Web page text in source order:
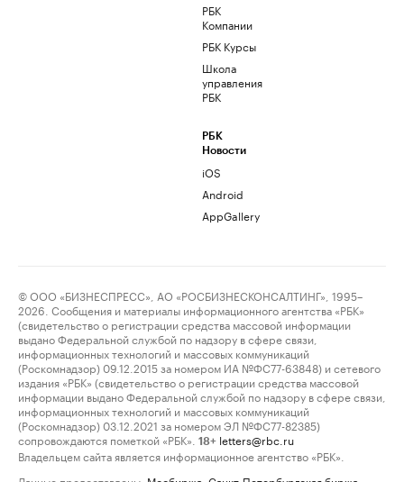
РБК
Компании
РБК Курсы
Школа
управления
РБК
РБК
Новости
iOS
Android
AppGallery
© ООО «БИЗНЕСПРЕСС», АО «РОСБИЗНЕСКОНСАЛТИНГ», 1995–
2026. Сообщения и материалы информационного агентства «РБК»
(свидетельство о регистрации средства массовой информации
выдано Федеральной службой по надзору в сфере связи,
информационных технологий и массовых коммуникаций
(Роскомнадзор) 09.12.2015 за номером ИА №ФС77-63848) и сетевого
издания «РБК» (свидетельство о регистрации средства массовой
информации выдано Федеральной службой по надзору в сфере связи,
информационных технологий и массовых коммуникаций
(Роскомнадзор) 03.12.2021 за номером ЭЛ №ФС77-82385)
сопровождаются пометкой «РБК».
18+ letters@rbc.ru
Владельцем сайта является информационное агентство «РБК».